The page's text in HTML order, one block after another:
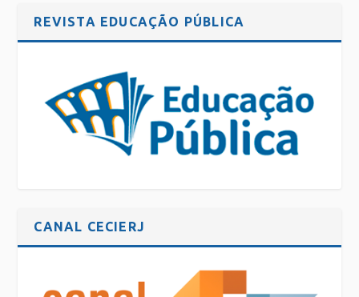
REVISTA EDUCAÇÃO PÚBLICA
CANAL CECIERJ